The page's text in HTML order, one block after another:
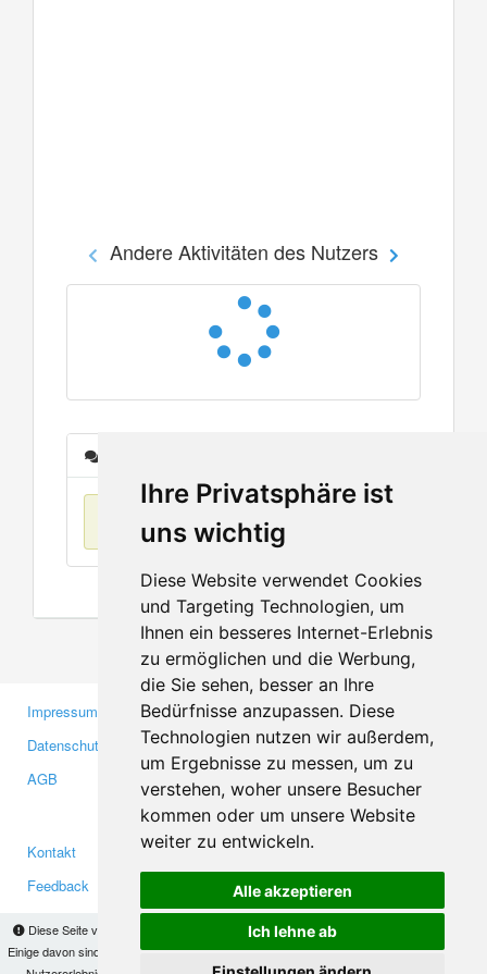
Ihre Privatsphäre ist
uns wichtig
Diese Website verwendet Cookies
und Targeting Technologien, um
Ihnen ein besseres Internet-Erlebnis
zu ermöglichen und die Werbung,
die Sie sehen, besser an Ihre
Bedürfnisse anzupassen. Diese
Technologien nutzen wir außerdem,
um Ergebnisse zu messen, um zu
verstehen, woher unsere Besucher
kommen oder um unsere Website
weiter zu entwickeln.
Alle akzeptieren
Ich lehne ab
Diese Seite verwendet Cookies, um Informationen auf Ihrem Computer zu speichern.
Einige davon sind notwendig, damit unsere Seite funktioniert, andere helfen uns dabei, das
Andere Aktivitäten des Nutzers
Keine Einträge
Impressum
Datenschutzerklärung
AGB
Gewerbetreibende
Investoren
Medien
Kontakt
Feedback
Facebook
Twitter
YouTube
Google+